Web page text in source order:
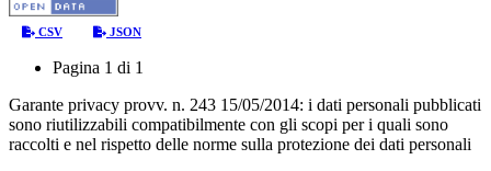
CSV JSON
Pagina 1 di 1
Garante privacy provv. n. 243 15/05/2014: i dati personali pubblicati
sono riutilizzabili compatibilmente con gli scopi per i quali sono
raccolti e nel rispetto delle norme sulla protezione dei dati personali